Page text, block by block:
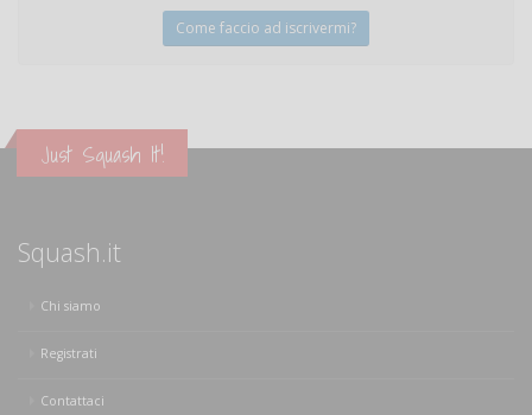
Come faccio ad iscrivermi?
Just Squash It!
Squash.it
Chi siamo
Registrati
Contattaci